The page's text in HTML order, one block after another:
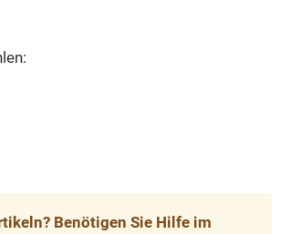
Benötigen Sie Hilfe im